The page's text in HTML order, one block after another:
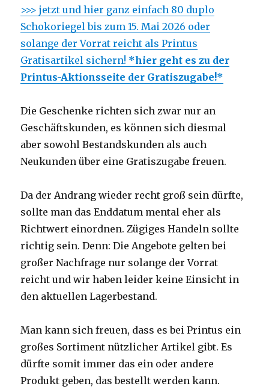
>>> jetzt und hier ganz einfach 80 duplo
Schokoriegel bis zum 15. Mai 2026 oder
solange der Vorrat reicht als Printus
Gratisartikel sichern! *hier geht es zu der
Printus-Aktionsseite der Gratiszugabe!*
Die Geschenke richten sich zwar nur an
Geschäftskunden, es können sich diesmal
aber sowohl Bestandskunden als auch
Neukunden über eine Gratiszugabe freuen.
Da der Andrang wieder recht groß sein dürfte,
sollte man das Enddatum mental eher als
Richtwert einordnen. Zügiges Handeln sollte
richtig sein. Denn: Die Angebote gelten bei
großer Nachfrage nur solange der Vorrat
reicht und wir haben leider keine Einsicht in
den aktuellen Lagerbestand.
Man kann sich freuen, dass es bei Printus ein
großes Sortiment nützlicher Artikel gibt. Es
dürfte somit immer das ein oder andere
Produkt geben, das bestellt werden kann.